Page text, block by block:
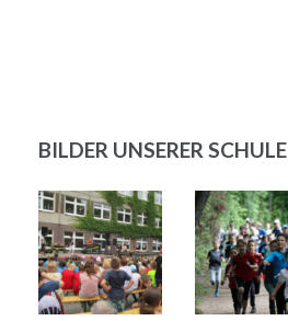
BILDER UNSERER SCHULE